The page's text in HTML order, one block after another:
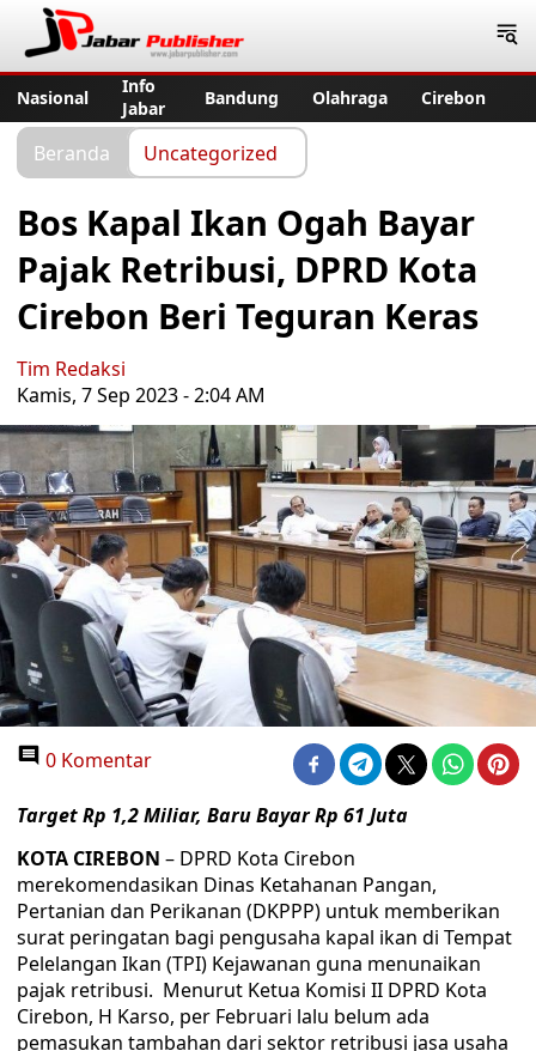
Nasional
Info
Jabar
Bandung Olahraga Cirebon
Beranda Uncategorized
Bos Kapal Ikan Ogah Bayar
Pajak Retribusi, DPRD Kota
Cirebon Beri Teguran Keras
Tim Redaksi
Kamis, 7 Sep 2023 - 2:04 AM
0 Komentar
Target Rp 1,2 Miliar, Baru Bayar Rp 61 Juta
KOTA CIREBON – DPRD Kota Cirebon
merekomendasikan Dinas Ketahanan Pangan,
Pertanian dan Perikanan (DKPPP) untuk memberikan
surat peringatan bagi pengusaha kapal ikan di Tempat
Pelelangan Ikan (TPI) Kejawanan guna menunaikan
pajak retribusi. Menurut Ketua Komisi II DPRD Kota
Cirebon, H Karso, per Februari lalu belum ada
pemasukan tambahan dari sektor retribusi jasa usaha